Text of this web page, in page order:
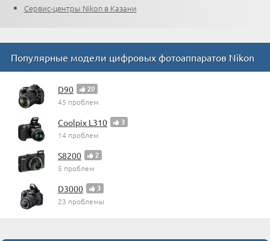
Сервис-центры Nikon в Казани
Популярные модели цифровых фотоаппаратов Nikon
D90 20
45 проблем
Coolpix L310 3
14 проблем
S8200 2
5 проблем
D3000 3
23 проблемы